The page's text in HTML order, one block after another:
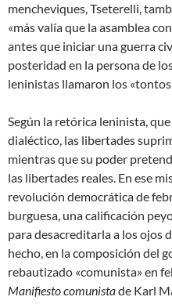
mencheviques, Tseterelli,
«más valía que la asamblea
antes que iniciar una guerra
posteridad en la persona de
leninistas llamaron los
Según la retórica leninista,
dialéctico, las libertades
mientras que su poder
las libertades reales. En ese
revolución democrática de
burguesa, una calificación
para desacreditarla a los ojos
hecho, en la composición del
rebautizado «comunista» en
Manifiesto comunistade Karl